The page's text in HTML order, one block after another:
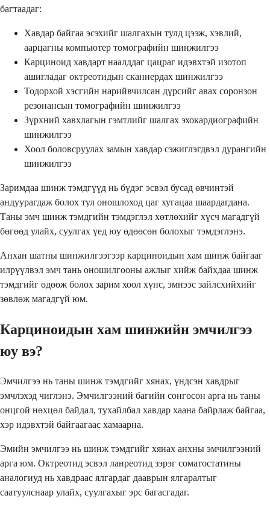
багтаадаг:
Хавдар байгаа эсэхийг шалгахын тулд цээж, хэвлий,
аарцагны компьютер томографийн шинжилгээ
Карциноид хавдарт наалддаг цацраг идэвхтэй изотоп
ашигладаг октреотидын сканнердах шинжилгээ
Тодорхой хэсгийн нарийвчилсан дүрсийг авах соронзон
резонансын томографийн шинжилгээ
Зүрхний хавхлагын гэмтлийг шалгах эхокардиографийн
шинжилгээ
Хоол боловсруулах замын хавдар сэжиглэгдвэл дурангийн
шинжилгээ
Заримдаа шинж тэмдгүүд нь бүдэг эсвэл бусад өвчинтэй
андуурагдаж болох тул оношлоход цаг хугацаа шаардагдана.
Таны эмч шинж тэмдгийн тэмдэглэл хөтлөхийг хүсч магадгүй
бөгөөд улайх, суулгах үед юу өдөөсөн болохыг тэмдэглэнэ.
Анхан шатны шинжилгээгээр карциноидын хам шинж байгааг
илрүүлвэл эмч тань оношилгооны ажлыг хийж байхдаа шинж
тэмдгийг өдөөж болох зарим хоол хүнс, эмнээс зайлсхийхийг
зөвлөж магадгүй юм.
Карциноидын хам шинжийн эмчилгээ
юу вэ?
Эмчилгээ нь таны шинж тэмдгийг хянах, үндсэн хавдрыг
эмчлэхэд чиглэнэ. Эмчилгээний багийн сонгосон арга нь таны
онцгой нөхцөл байдал, тухайлбал хавдар хаана байрлаж байгаа,
хэр идэвхтэй байгаагаас хамаарна.
Эмийн эмчилгээ нь шинж тэмдгийг хянах анхны эмчилгээний
арга юм. Октреотид эсвэл ланреотид зэрэг соматостатины
аналогиуд нь хавдраас ялгардаг дааврын ялгаралтыг
саатуулснаар улайх, суулгахыг эрс багасгадаг.